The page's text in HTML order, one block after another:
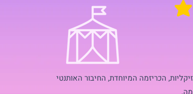
5 מתוך 5
הכריזמה המיוחדת, החיבור האותנטי